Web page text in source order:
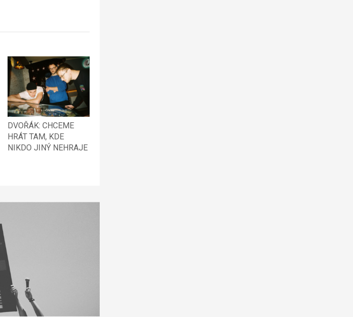
DVOŘÁK: CHCEME
HRÁT TAM, KDE
NIKDO JINÝ NEHRAJE